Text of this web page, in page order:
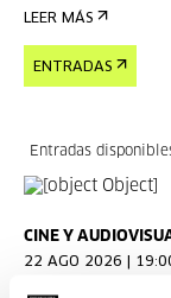
LEER MÁS
ENTRADAS
Entradas
CINE Y
22 AGO 2026 |